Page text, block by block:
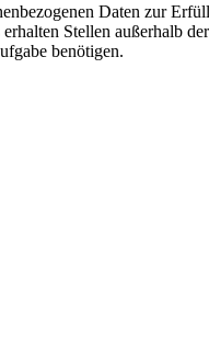
Daten zur
Stellen außerhalb
benötigen.